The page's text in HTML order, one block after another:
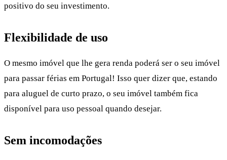
positivo do seu investimento.
Flexibilidade de uso
O mesmo imóvel que lhe gera renda poderá ser o seu imóvel
para passar férias em Portugal! Isso quer dizer que, estando
para aluguel de curto prazo, o seu imóvel também fica
disponível para uso pessoal quando desejar.
Sem incomodações